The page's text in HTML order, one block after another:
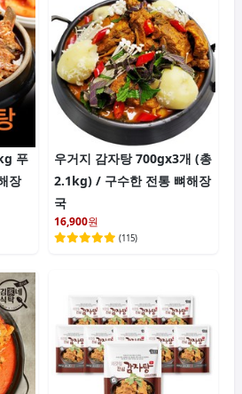
푸
장
우거지 감자탕 700gx3개 (총
2.1kg) / 구수한 전통 뼈해장
국
16,900원
(115)